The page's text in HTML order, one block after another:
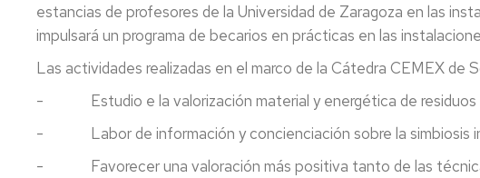
estancias de profesores de la Universidad de Zaragoza en las
impulsará un programa de becarios en prácticas en las
Las actividades realizadas en el marco de la Cátedra CEMEX
- Estudio e la valorización material y energética de residuos
- Labor de información y concienciación sobre la simbiosis
- Favorecer una valoración más positiva tanto de las